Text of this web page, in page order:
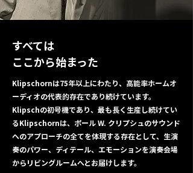
すべては
ここから始まった
Klipschornは75年以上にわたり、高能率ホームオ
ーディオの代表的存在であり続けています。
Klipschの初号機であり、最も長く生産し続けてい
るKlipschornは、ポール W. クリプシュのサウンド
へのアプローチの全てを体現する存在として、生演
奏のパワー、ディテール、エモーションを演奏会場
からリビングルームへとお届けします。